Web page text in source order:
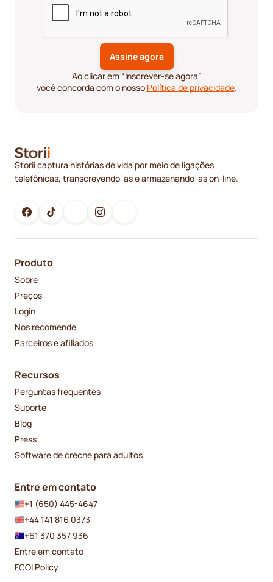
Ao clicar em “Inscrever-se agora”
você concorda com o nosso Política de privacidade.
Storii captura histórias de vida por meio de ligações
telefônicas, transcrevendo-as e armazenando-as on-line.
Produto
Sobre
Preços
Login
Nos recomende
Parceiros e afiliados
Recursos
Perguntas frequentes
Suporte
Blog
Press
Software de creche para adultos
Entre em contato
+1 (650) 445-4647
+44 141 816 0373
+61 370 357 936
Entre em contato
FCOI Policy